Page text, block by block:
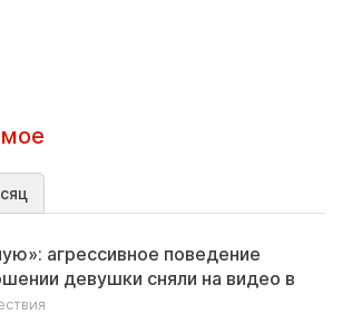
агрессивное поведение
девушки сняли на видео в